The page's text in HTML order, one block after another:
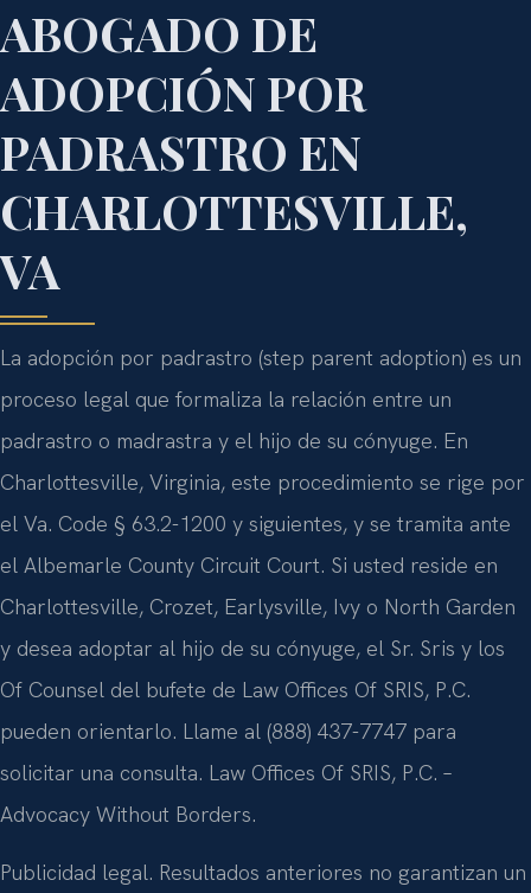
ABOGADO DE
ADOPCIÓN POR
PADRASTRO EN
CHARLOTTESVILLE,
VA
La adopción por padrastro (step parent adoption) es un
proceso legal que formaliza la relación entre un
padrastro o madrastra y el hijo de su cónyuge. En
Charlottesville, Virginia, este procedimiento se rige por
el Va. Code § 63.2-1200 y siguientes, y se tramita ante
el Albemarle County Circuit Court. Si usted reside en
Charlottesville, Crozet, Earlysville, Ivy o North Garden
y desea adoptar al hijo de su cónyuge, el Sr. Sris y los
Of Counsel del bufete de Law Offices Of SRIS, P.C.
pueden orientarlo. Llame al (888) 437-7747 para
solicitar una consulta. Law Offices Of SRIS, P.C. –
Advocacy Without Borders.
Publicidad legal. Resultados anteriores no garantizan un